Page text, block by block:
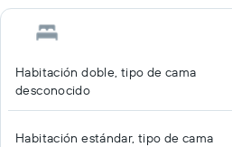
Habitación doble, tipo de cama
desconocido
Habitación estándar, tipo de cama